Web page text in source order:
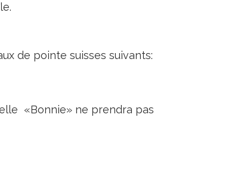
de pointe suisses suivants:
«Bonnie» ne prendra pas